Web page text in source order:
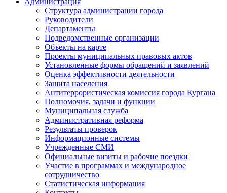
Структура администрации города
Руководители
Департаменты
Подведомственные организации
Объекты на карте
Проекты муниципальных правовых актов
Установленные формы обращений и заявлений
Оценка эффективности деятельности
Защита населения
Антитеррористическая комиссия города Кургана
Полномочия, задачи и функции
Муниципальная служба
Административная реформа
Результаты проверок
Информационные системы
Учрежденные СМИ
Официальные визиты и рабочие поездки
Участие в программах и международное
сотрудничество
Статистическая информация